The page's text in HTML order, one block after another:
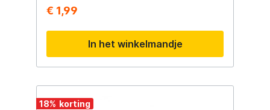
lijn. Eenvoudig te monteren en geschikt
Eenvoudig aan te brengen op de lijn
Beschadigt de lijn niet
€ 1,99
In het winkelmandje
18%